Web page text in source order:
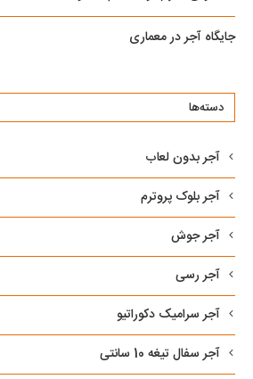
جایگاه آجر در معماری
دسته‌ها
آجر بدون لعاب
آجر بلوک پروترم
آجر جوش
آجر رسی
آجر سرامیک دکوراتیو
آجر سفال تیغه 10 سانتی